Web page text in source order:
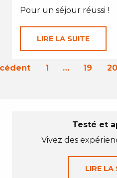
Pour un séjour réussi !
LIRE LA SUITE
1 … 19 20
Testé et
Vivez des
LIRE LA